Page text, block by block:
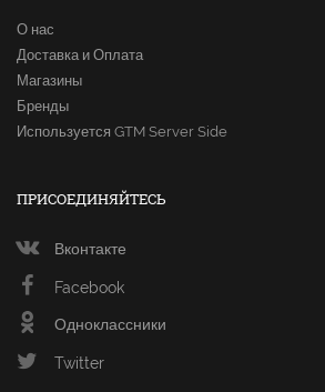
О нас
Доставка и Оплата
Магазины
Бренды
Используется GTM Server Side
ПРИСОЕДИНЯЙТЕСЬ
Вконтакте
Facebook
Одноклассники
Twitter